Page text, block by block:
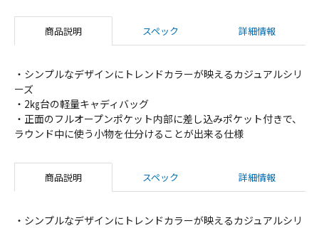
商品説明 スペック 詳細情報
・シンプルなデザインにトレンドカラーが映えるカジュアルシリ
ーズ
・2㎏台の軽量キャディバッグ
・正面のフルオープンポケット内部に差し込みポケット付きで、
ラウンド中に使う小物を仕分けることが出来る仕様
商品説明 スペック 詳細情報
・シンプルなデザインにトレンドカラーが映えるカジュアルシリ